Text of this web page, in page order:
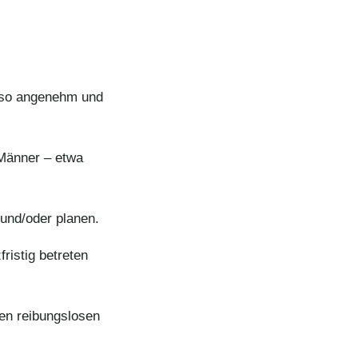
angenehm und
– etwa
oder planen.
betreten
reibungslosen